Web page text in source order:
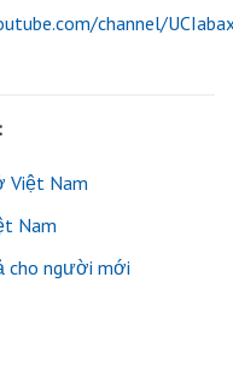
channel/
Việt Nam
Nam
cho người mới